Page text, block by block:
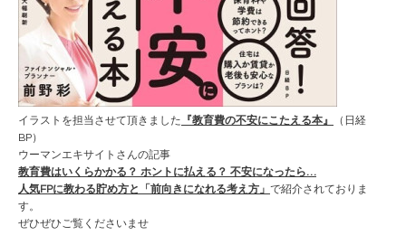
イラストを担当させて頂きました 『教育費の不安にこたえる本』
（日経
BP）
ウーマンエキサイトさんの記事
教育費はいくらかかる？ ホントに払える？ 不安になったら…
人気FPに教わる貯め方と「前向きになれる考え方」 で紹介されておりま
す。
ぜひぜひご覧くださいませ